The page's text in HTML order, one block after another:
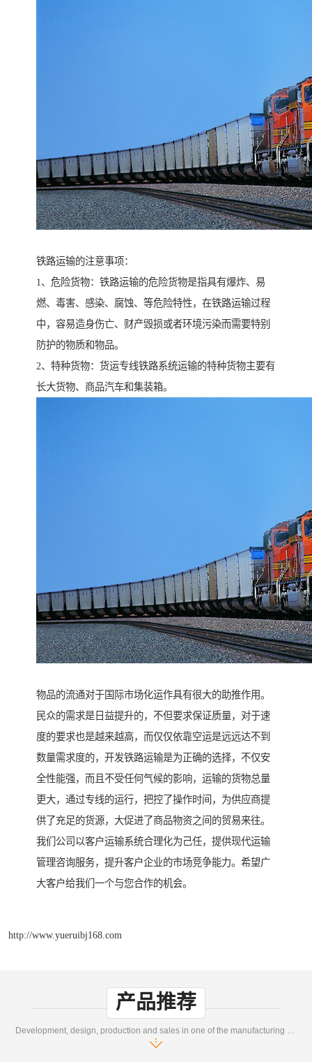
铁路运输的注意事项：
1、危险货物：铁路运输的危险货物是指具有爆炸、易
燃、毒害、感染、腐蚀、等危险特性，在铁路运输过程
中，容易造身伤亡、财产毁损或者环境污染而需要特别
防护的物质和物品。
2、特种货物：货运专线铁路系统运输的特种货物主要有
长大货物、商品汽车和集装箱。
物品的流通对于国际市场化运作具有很大的助推作用。
民众的需求是日益提升的，不但要求保证质量，对于速
度的要求也是越来越高，而仅仅依靠空运是远远达不到
数量需求度的，开发铁路运输是为正确的选择，不仅安
全性能强，而且不受任何气候的影响，运输的货物总量
更大，通过专线的运行，把控了操作时间，为供应商提
供了充足的货源，大促进了商品物资之间的贸易来往。
我们公司以客户运输系统合理化为己任，提供现代运输
管理咨询服务，提升客户企业的市场竞争能力。希望广
大客户给我们一个与您合作的机会。
http://www.yueruibj168.com
产品推荐
Development, design, production and sales in one of the manufacturing enterprises